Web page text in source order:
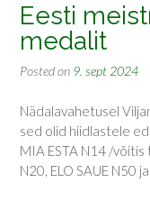
Eesti
medalit
Posted on 9. sept 2024
Nädalavahetusel
sed olid hiidlastele
MIA ESTA N14 /võitis
N20, ELO SAUE N50